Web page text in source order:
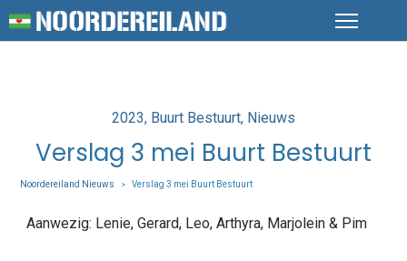
Posted
2023 Buurt Bestuurt Nieuws
Verslag 3 mei Buurt Bestuurt
Noordereiland Nieuws > Verslag 3 mei Buurt Bestuurt
Aanwezig: Lenie, Gerard, Leo, Arthyra, Marjolein & Pim